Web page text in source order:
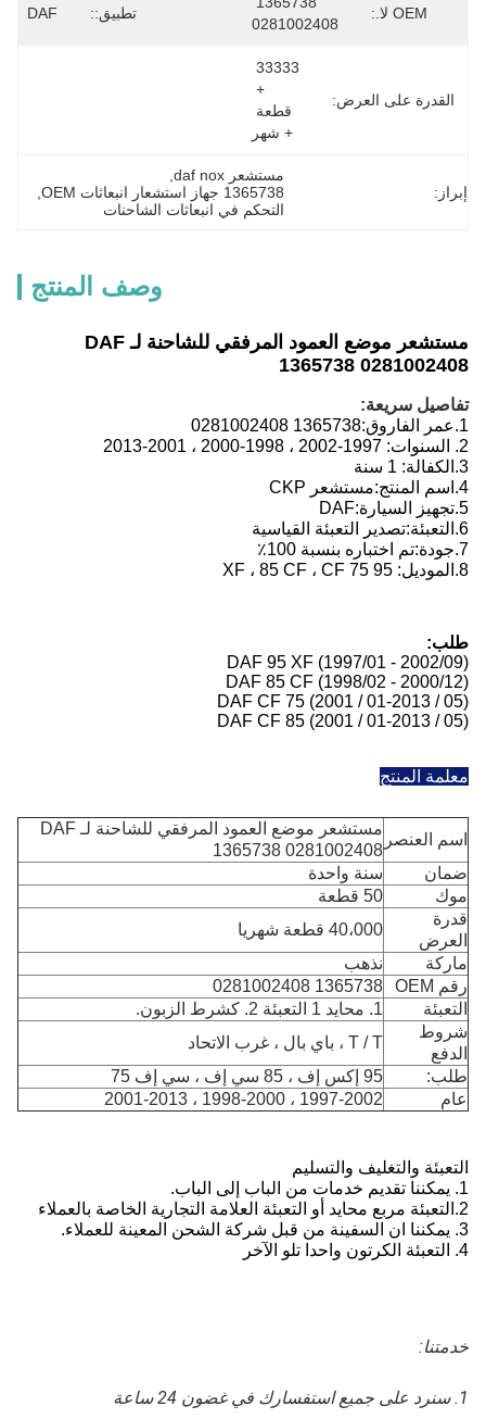
OEM لا.:
0281002408
تطبيق:: DAF
القدرة على العرض:
+ شهر
إبراز:
مستشعر daf nox
1365738 جهاز استشعار انبعاثات OEM
التحكم في انبعاثات الشاحنات
وصف المنتج
مستشعر موضع العمود المرفقي للشاحنة لـ DAF
1365738 0281002408
تفاصيل سريعة:
1. عمر الفاروق:1365738 0281002408
2. السنوات: 1997-2002 ، 1998-2000 ، 2001-2013
3. الكفالة: 1 سنة
4. اسم المنتج:مستشعر CKP
5. تجهيز السيارة:DAF
6. التعبئة:تصدير التعبئة القياسية
7. جودة:تم اختباره بنسبة 100٪
8. الموديل: 95 XF ، 85 CF ، CF 75
طلب:
DAF 95 XF (1997/01 - 2002/09)
DAF 85 CF (1998/02 - 2000/12)
DAF CF 75 (2001 / 01-2013 / 05)
DAF CF 85 (2001 / 01-2013 / 05)
معلمة المنتج
اسم العنصر
مستشعر موضع العمود المرفقي للشاحنة لـ DAF
1365738 0281002408
ضمان
سنة واحدة
موك
50 قطعة
قدرة
العرض
40،000 قطعة شهريا
ماركة
نذهب
رقم OEM
1365738 0281002408
التعبئة
1. محايد 1 التعبئة 2. كشرط الزبون.
شروط
الدفع
T / T ، باي بال ، غرب الاتحاد
طلب:
95 إكس إف ، 85 سي إف ، سي إف 75
عام
1997-2002 ، 1998-2000 ، 2001-2013
التعبئة والتغليف والتسليم
1. يمكننا تقديم خدمات من الباب إلى الباب.
2. التعبئة مربع محايد أو التعبئة العلامة التجارية الخاصة بالعملاء
3. يمكننا ان السفينة من قبل شركة الشحن المعينة للعملاء.
4. التعبئة الكرتون واحدا تلو الآخر
خدمتنا:
1. سنرد على جميع استفسارك في غضون 24 ساعة